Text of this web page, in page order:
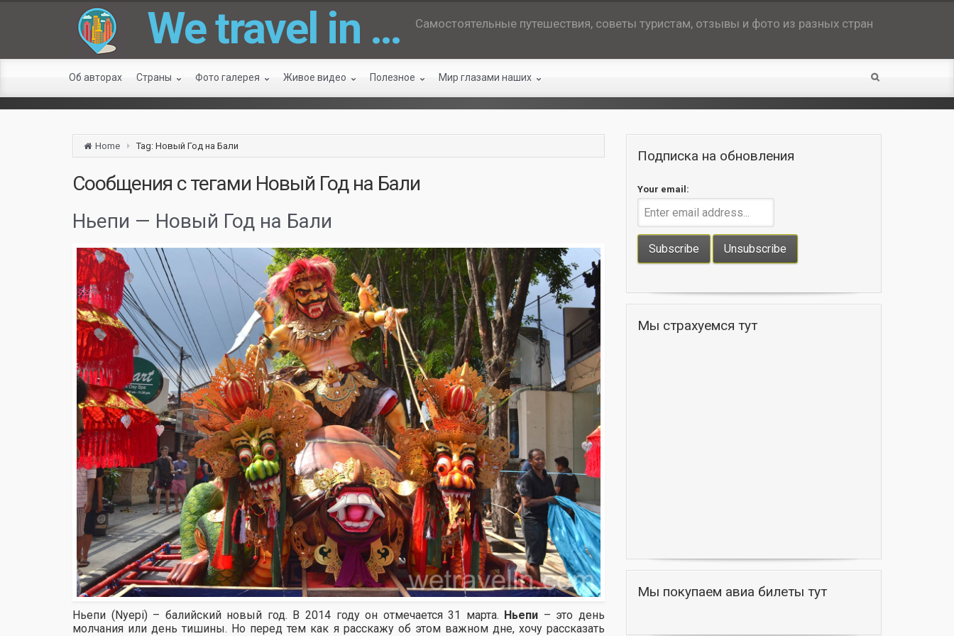
We travel in … Самостоятельные путешествия, советы туристам, отзывы и фото из разных стран
Об авторах Страны Фото галерея Живое видео Полезное Мир глазами наших
Home Tag: Новый Год на Бали
Сообщения с тегами Новый Год на Бали
Ньепи — Новый Год на Бали
Ньепи (Nyepi) – балийский новый год. В 2014 году он отмечается 31 марта. Ньепи – это день
молчания или день тишины. Но перед тем как я расскажу об этом важном дне, хочу рассказать
Подписка на обновления
Your email:
Мы страхуемся тут
Мы покупаем авиа билеты тут